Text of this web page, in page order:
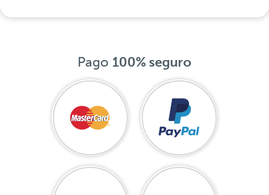
Pago 100% seguro